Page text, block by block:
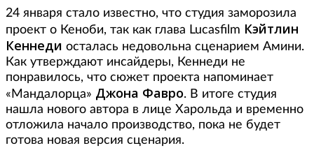
24 января стало известно, что студия заморозила
проект о Кеноби, так как глава Lucasfilm Кэйтлин
Кеннеди осталась недовольна сценарием Амини.
Как утверждают инсайдеры, Кеннеди не
понравилось, что сюжет проекта напоминает
«Мандалорца» Джона Фавро. В итоге студия
нашла нового автора в лице Харольда и временно
отложила начало производство, пока не будет
готова новая версия сценария.